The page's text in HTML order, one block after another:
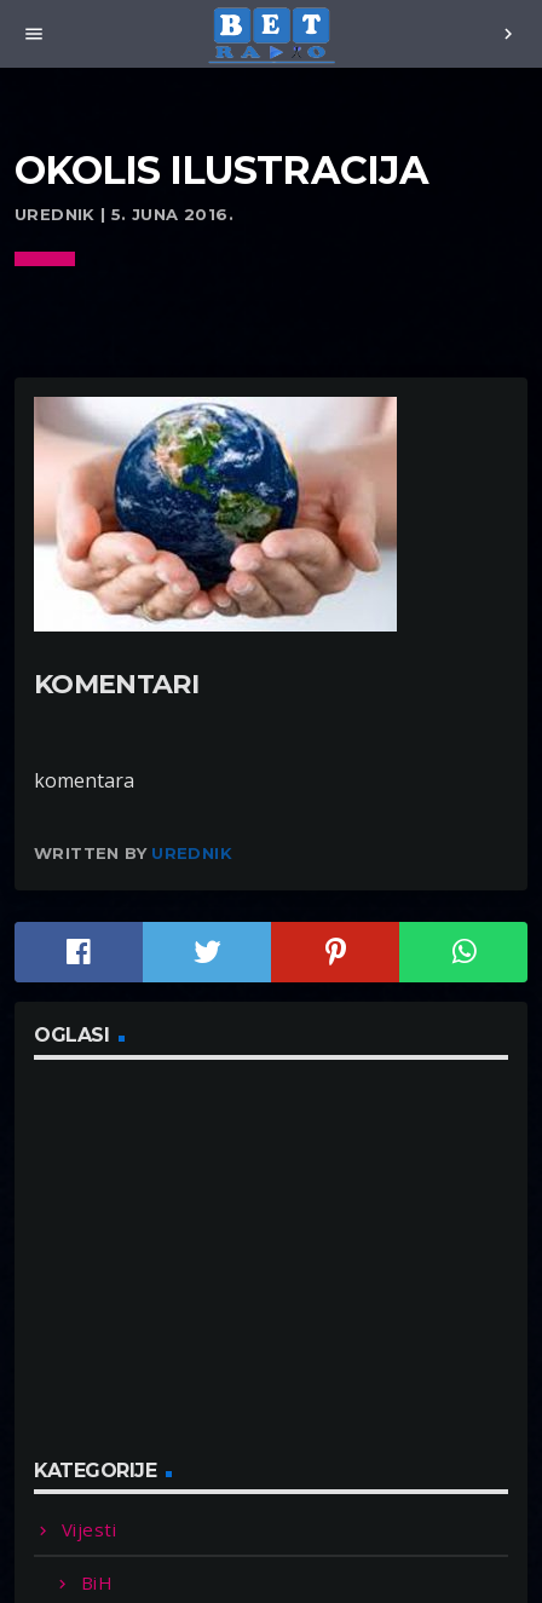
menu chevron_right
OKOLIS ILUSTRACIJA
UREDNIK | 5. JUNA 2016.
KOMENTARI
komentara
WRITTEN BY UREDNIK
OGLASI
KATEGORIJE
Vijesti
BiH